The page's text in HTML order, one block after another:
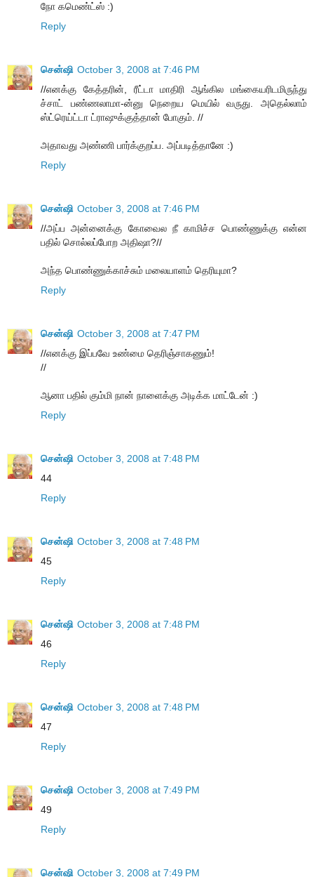
நோ கமெண்ட்ஸ் :)
Reply
சென்ஷி October 3, 2008 at 7:46 PM
//எனக்கு கேத்தரின், ரீட்டா மாதிரி ஆங்கில மங்கையரிடமிருந்து
ச்சாட் பண்ணலாமா-ன்னு நெறைய மெயில் வருது. அதெல்லாம்
ஸ்ட்ரெய்ட்டா ட்ராஷுக்குத்தான் போகும். //
அதாவது அண்ணி பார்க்குறப்ப. அப்படித்தானே :)
Reply
சென்ஷி October 3, 2008 at 7:46 PM
//அப்ப அன்னைக்கு கோவைல நீ காமிச்ச பொண்ணுக்கு என்ன
பதில் சொல்லப்போற அதிஷா?//
அந்த பொண்ணுக்காச்சும் மலையாளம் தெரியுமா?
Reply
சென்ஷி October 3, 2008 at 7:47 PM
//எனக்கு இப்பவே உண்மை தெரிஞ்சாகணும்!
//
ஆனா பதில் கும்மி நான் நாளைக்கு அடிக்க மாட்டேன் :)
Reply
சென்ஷி October 3, 2008 at 7:48 PM
44
Reply
சென்ஷி October 3, 2008 at 7:48 PM
45
Reply
சென்ஷி October 3, 2008 at 7:48 PM
46
Reply
சென்ஷி October 3, 2008 at 7:48 PM
47
Reply
சென்ஷி October 3, 2008 at 7:49 PM
49
Reply
சென்ஷி October 3, 2008 at 7:49 PM